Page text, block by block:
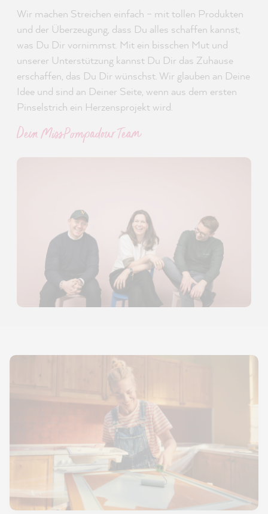
Wir machen Streichen einfach – mit tollen Produkten
und der Überzeugung, dass Du alles schaffen kannst,
was Du Dir vornimmst. Mit ein bisschen Mut und
unserer Unterstützung kannst Du Dir das Zuhause
erschaffen, das Du Dir wünschst. Wir glauben an Deine
Idee und sind an Deiner Seite, wenn aus dem ersten
Pinselstrich ein Herzensprojekt wird.
Dein MissPompadour Team